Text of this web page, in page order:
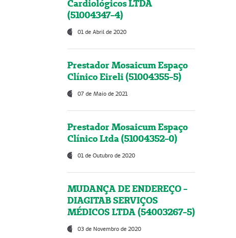
Cardiológicos LTDA
(51004347-4)
01 de Abril de 2020
Prestador Mosaicum Espaço
Clínico Eireli (51004355-5)
07 de Maio de 2021
Prestador Mosaicum Espaço
Clínico Ltda (51004352-0)
01 de Outubro de 2020
MUDANÇA DE ENDEREÇO -
DIAGITAB SERVIÇOS
MÉDICOS LTDA (54003267-5)
03 de Novembro de 2020